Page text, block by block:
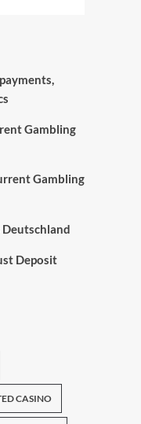
Gambling
Gambling
Deutschland
Deposit
CASINO